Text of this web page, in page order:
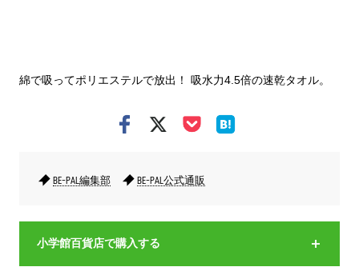
綿で吸ってポリエステルで放出！ 吸水力4.5倍の速乾タオル。
BE-PAL編集部 BE-PAL公式通販
小学館百貨店で購入する